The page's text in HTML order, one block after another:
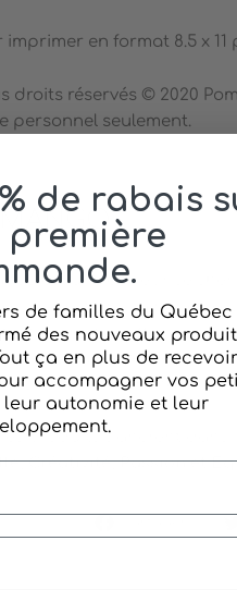
imprimer en format 8.5 x 11
droits réservés © 2020
personnel seulement.
est une entreprise
les relations saines et la
Pomango offre des
accompagner leurs
et leurs habiletés.
les produits s’ancrent dans
Créativité, Passion et
de rabais
première
de familles du Québec
des nouveaux
ça en plus de
accompagner vos
autonomie et leur